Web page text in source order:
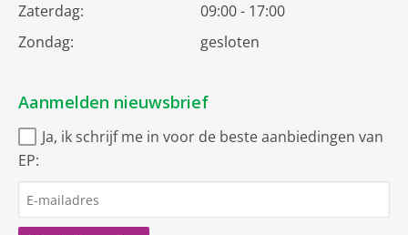
Zaterdag:
09:00 - 17:00
Zondag:
gesloten
Aanmelden nieuwsbrief
Ja, ik schrijf me in voor de beste aanbiedingen van
EP: